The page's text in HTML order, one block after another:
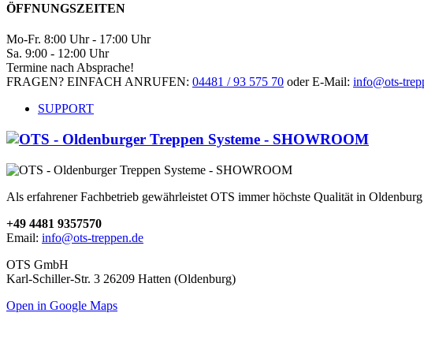
ÖFFNUNGSZEITEN
Mo-Fr. 8:00 Uhr - 17:00 Uhr
Sa. 9:00 - 12:00 Uhr
Termine nach Absprache!
FRAGEN? EINFACH ANRUFEN: 04481 / 93 575 70 oder E-Mail: info@ots-
SUPPORT
Als erfahrener Fachbetrieb gewährleistet OTS immer höchste Qualität in
+49 4481 9357570
Email: info@ots-treppen.de
OTS GmbH
Karl-Schiller-Str. 3 26209 Hatten (Oldenburg)
Open in Google Maps